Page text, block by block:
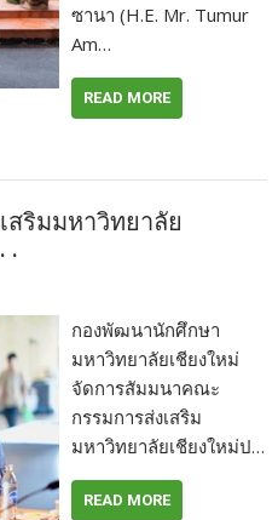
ซานา (H.E. Mr. Tumur
Am…
READ MORE
ริมมหาวิทยาลัย
.
กองพัฒนานักศึกษา
มหาวิทยาลัยเชียงใหม่
จัดการสัมมนาคณะ
กรรมการส่งเสริม
มหาวิทยาลัยเชียงใหม่ป…
READ MORE